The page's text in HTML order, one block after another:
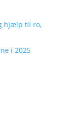
hjælp til ro,
i 2025